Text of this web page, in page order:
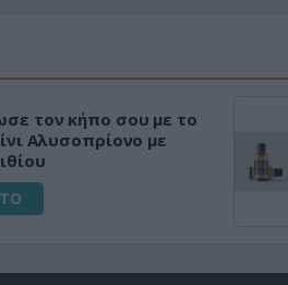
τον κήπο σου με το
Αλυσοπρίονο με